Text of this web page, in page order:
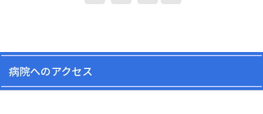
病院へのアクセス